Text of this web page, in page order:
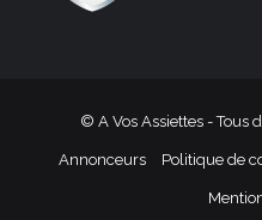
© A Vos Assiettes - Tous
Annonceurs Politique de